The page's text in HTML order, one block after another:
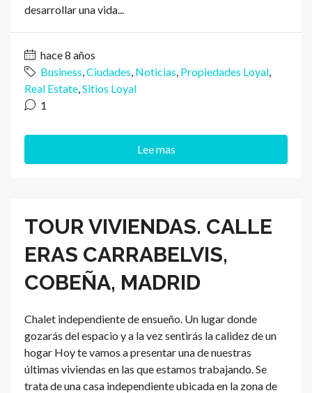
desarrollar una vida...
hace 8 años
Business Ciudades Noticias Propiedades Loyal
Real Estate Sitios Loyal
1
Lee mas
TOUR VIVIENDAS. CALLE
ERAS CARRABELVIS,
COBEÑA, MADRID
Chalet independiente de ensueño. Un lugar donde
gozarás del espacio y a la vez sentirás la calidez de un
hogar Hoy te vamos a presentar una de nuestras
últimas viviendas en las que estamos trabajando. Se
trata de una casa independiente ubicada en la zona de